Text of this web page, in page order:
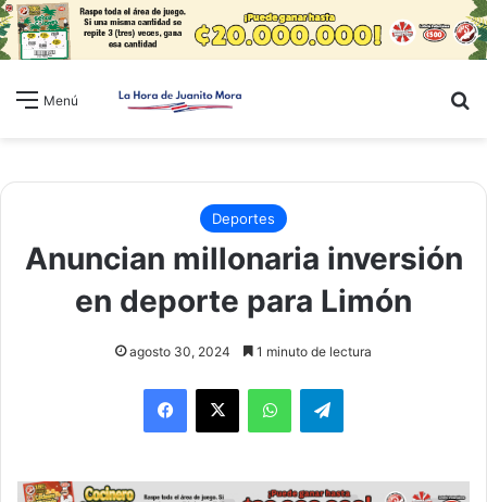
Menú
Deportes
Anuncian millonaria inversión
en deporte para Limón
agosto 30, 2024 1 minuto de lectura
WhatsAppTelegram